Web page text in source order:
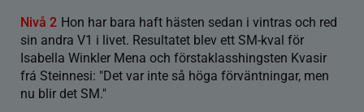
Nivå 2 Hon har bara haft hästen sedan i vintras och red
sin andra V1 i livet. Resultatet blev ett SM-kval för
Isabella Winkler Mena och förstaklasshingsten Kvasir
frá Steinnesi: "Det var inte så höga förväntningar, men
nu blir det SM."